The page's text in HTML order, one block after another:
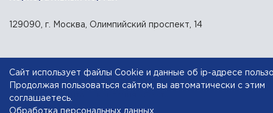
129090, г. Москва, Олимпийский проспект, 14
АО «Русхимсеть» — дистрибьютор химического сырья
Разработка сайта — компания «Факт»
Сайт использует файлы Cookie и данные об ip-адресе
Продолжая пользоваться сайтом, вы автоматически с этим
соглашаетесь.
Обработка персональных данных